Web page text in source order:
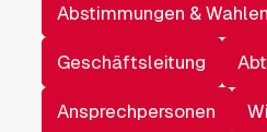
Abstimmungen & Wahlen
Geschäftsleitung
Ansprechpersonen